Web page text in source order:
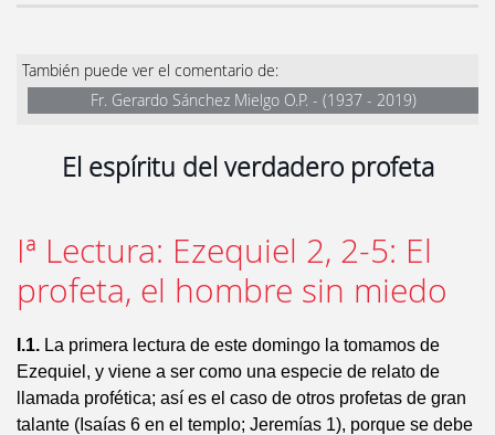
También puede ver el comentario de:
Fr. Gerardo Sánchez Mielgo O.P. - (1937 - 2019)
El espíritu del verdadero profeta
Iª Lectura: Ezequiel 2, 2-5: El
profeta, el hombre sin miedo
I.1. La primera lectura de este domingo la tomamos de
Ezequiel, y viene a ser como una especie de relato de
llamada profética; así es el caso de otros profetas de gran
talante (Isaías 6 en el templo; Jeremías 1), porque se debe